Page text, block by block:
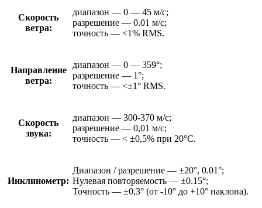
Скорость
ветра:
диапазон — 0 — 45 м/с;
разрешение — 0.01 м/с;
точность — <1% RMS.
Направление
ветра:
диапазон — 0 — 359°;
разрешение — 1°;
точность — <±1° RMS.
Скорость
звука:
диапазон — 300-370 м/с;
разрешение — 0,01 м/с;
точность — < ±0,5% при 20°C.
Инклинометр:
Диапазон / разрешение — ±20°, 0.01°;
Нулевая повторяемость — ±0.15°;
Точность — ±0,3° (от -10° до +10° наклона).